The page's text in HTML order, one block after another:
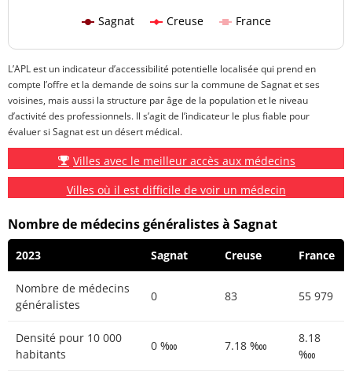
Sagnat Creuse France
L’APL est un indicateur d’accessibilité potentielle localisée qui prend en
compte l’offre et la demande de soins sur la commune de Sagnat et ses
voisines, mais aussi la structure par âge de la population et le niveau
d’activité des professionnels. Il s’agit de l’indicateur le plus fiable pour
évaluer si Sagnat est un désert médical.
Villes avec le meilleur accès aux médecins
Villes où il est difficile de voir un médecin
Nombre de médecins généralistes à Sagnat
2023 Sagnat Creuse France
Nombre de médecins
généralistes
0 83 55 979
Densité pour 10 000
habitants
0 ‱ 7.18 ‱
8.18
‱